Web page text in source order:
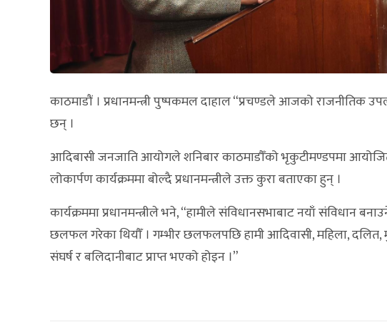
काठमाडौं । प्रधानमन्त्री पुष्पकमल दाहाल “प्रचण्डले आजको राजनीतिक
छन् ।
आदिबासी जनजाति आयोगले शनिबार काठमाडौँको भृकुटीमण्डपमा
लोकार्पण कार्यक्रममा बोल्दै प्रधानमन्त्रीले उक्त कुरा बताएका हुन् ।
कार्यक्रममा प्रधानमन्त्रीले भने, “हामीले संविधानसभाबाट नयाँ संविधान
छलफल गरेका थियौँ । गम्भीर छलफलपछि हामी आदिवासी, महिला, दलित,
संघर्ष र बलिदानीबाट प्राप्त भएको होइन ।”